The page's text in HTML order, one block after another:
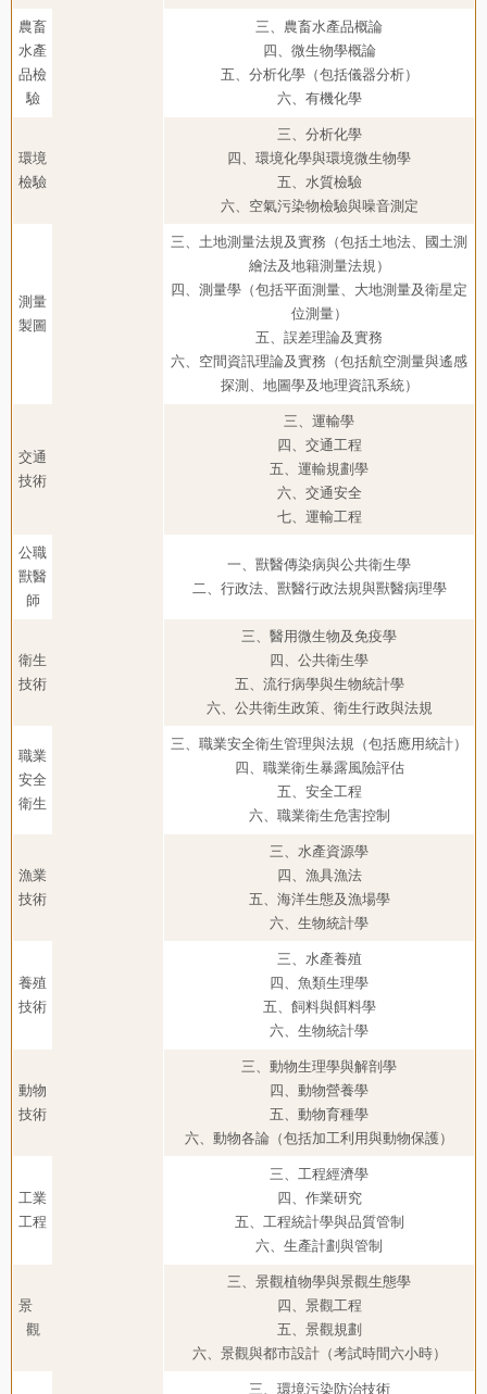
農畜
水產
品檢
驗
三、農畜水產品概論
四、微生物學概論
五、分析化學（包括儀器分析）
六、有機化學
環境
檢驗
三、分析化學
四、環境化學與環境微生物學
五、水質檢驗
六、空氣污染物檢驗與噪音測定
測量
製圖
三、土地測量法規及實務（包括土地法、國土測
繪法及地籍測量法規）
四、測量學（包括平面測量、大地測量及衛星定
位測量）
五、誤差理論及實務
六、空間資訊理論及實務（包括航空測量與遙感
探測、地圖學及地理資訊系統）
交通
技術
三、運輸學
四、交通工程
五、運輸規劃學
六、交通安全
七、運輸工程
公職
獸醫
師
一、獸醫傳染病與公共衛生學
二、行政法、獸醫行政法規與獸醫病理學
衛生
技術
三、醫用微生物及免疫學
四、公共衛生學
五、流行病學與生物統計學
六、公共衛生政策、衛生行政與法規
職業
安全
衛生
三、職業安全衛生管理與法規（包括應用統計）
四、職業衛生暴露風險評估
五、安全工程
六、職業衛生危害控制
漁業
技術
三、水產資源學
四、漁具漁法
五、海洋生態及漁場學
六、生物統計學
養殖
技術
三、水產養殖
四、魚類生理學
五、飼料與餌料學
六、生物統計學
動物
技術
三、動物生理學與解剖學
四、動物營養學
五、動物育種學
六、動物各論（包括加工利用與動物保護）
工業
工程
三、工程經濟學
四、作業研究
五、工程統計學與品質管制
六、生產計劃與管制
景
觀
三、景觀植物學與景觀生態學
四、景觀工程
五、景觀規劃
六、景觀與都市設計（考試時間六小時）
三、環境污染防治技術